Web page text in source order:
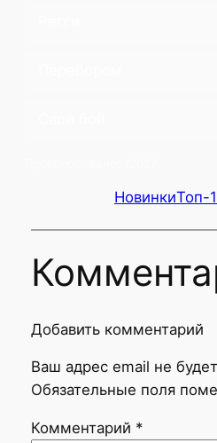
НовинкиТоп-
Добавить комментарий
Ваш адрес email не
Обязательные поля
Комментарий *